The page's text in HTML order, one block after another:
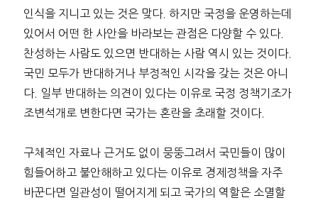
인식을 지니고 있는 것은 맞다. 하지만 국정을 운영하는데
있어서 어떤 한 사안을 바라보는 관점은 다양할 수 있다.
찬성하는 사람도 있으면 반대하는 사람 역시 있는 것이다.
국민 모두가 반대하거나 부정적인 시각을 갖는 것은 아니
다. 일부 반대하는 의견이 있다는 이유로 국정 정책기조가
조변석개로 변한다면 국가는 혼란을 초래할 것이다.
구체적인 자료나 근거도 없이 뭉뚱그려서 국민들이 많이
힘들어하고 불안해하고 있다는 이유로 경제정책을 자주
바꾼다면 일관성이 떨어지게 되고 국가의 역할은 소멸할